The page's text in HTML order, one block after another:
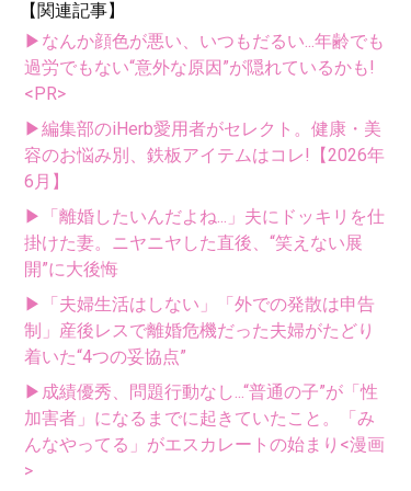
【関連記事】
▶なんか顔色が悪い、いつもだるい...年齢でも
過労でもない“意外な原因”が隠れているかも!
<PR>
▶編集部のiHerb愛用者がセレクト。健康・美
容のお悩み別、鉄板アイテムはコレ!【2026年
6月】
▶「離婚したいんだよね...」夫にドッキリを仕
掛けた妻。ニヤニヤした直後、“笑えない展
開”に大後悔
▶「夫婦生活はしない」「外での発散は申告
制」産後レスで離婚危機だった夫婦がたどり
着いた“4つの妥協点”
▶成績優秀、問題行動なし...“普通の子”が「性
加害者」になるまでに起きていたこと。「み
んなやってる」がエスカレートの始まり<漫画
>